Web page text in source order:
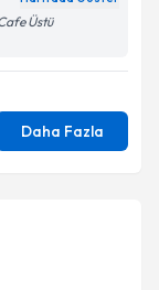
Üstü
Daha Fazla